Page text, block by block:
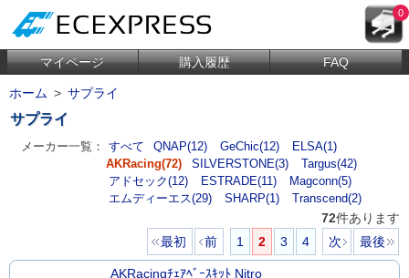
0
マイページ 購入履歴 FAQ
ホーム > サプライ
サプライ
メーカー一覧： すべて QNAP(12) GeChic(12)
ELSA(1)
AKRacing(72)
SILVERSTONE(3)
Targus(42)
アドセック(12)
ESTRADE(11)
Magconn(5)
エムディーエス(29)
SHARP(1) Transcend(2)
72件あります
最初
前 1 2 3 4 次 最後
AKRacingﾁｪｱﾍﾞｰｽｷｯﾄ Nitro